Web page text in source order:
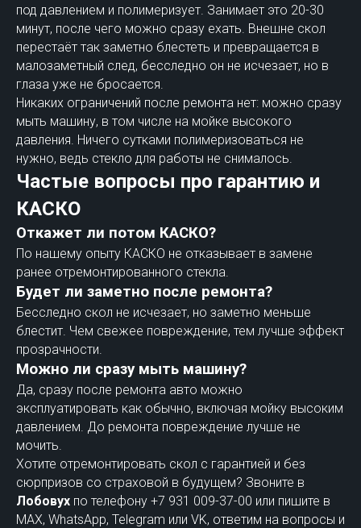
под давлением и полимеризует. Занимает это 20-30
минут, после чего можно сразу ехать. Внешне скол
перестаёт так заметно блестеть и превращается в
малозаметный след, бесследно он не исчезает, но в
глаза уже не бросается.
Никаких ограничений после ремонта нет: можно сразу
мыть машину, в том числе на мойке высокого
давления. Ничего сутками полимеризоваться не
нужно, ведь стекло для работы не снималось.
Частые вопросы про гарантию и
КАСКО
Откажет ли потом КАСКО?
По нашему опыту КАСКО не отказывает в замене
ранее отремонтированного стекла.
Будет ли заметно после ремонта?
Бесследно скол не исчезает, но заметно меньше
блестит. Чем свежее повреждение, тем лучше эффект
прозрачности.
Можно ли сразу мыть машину?
Да, сразу после ремонта авто можно
эксплуатировать как обычно, включая мойку высоким
давлением. До ремонта повреждение лучше не
мочить.
Хотите отремонтировать скол с гарантией и без
сюрпризов со страховой в будущем? Звоните в
Лобовух по телефону +7 931 009-37-00 или пишите в
MAX, WhatsApp, Telegram или VK, ответим на вопросы и